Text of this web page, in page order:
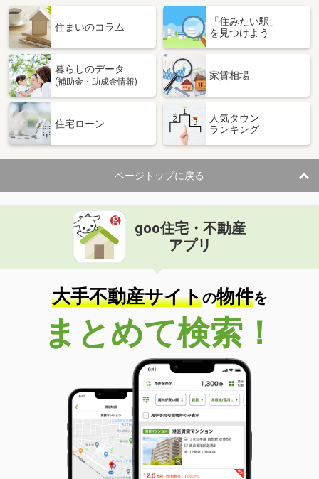
住まいのコラム
「住みたい駅」
を見つけよう
暮らしのデータ
(補助金・助成金情報)
家賃相場
住宅ローン
人気タウン
ランキング
ページトップに戻る
goo住宅・不動産
アプリ
大手不動産サイトの物件を
まとめて検索！